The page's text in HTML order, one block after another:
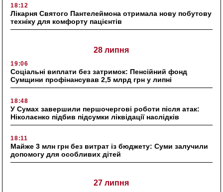
18:12
Лікарня Святого Пантелеймона отримала нову побутову
техніку для комфорту пацієнтів
28 липня
19:06
Соціальні виплати без затримок: Пенсійний фонд
Сумщини профінансував 2,5 млрд грн у липні
18:48
У Сумах завершили першочергові роботи після атак:
Ніколаєнко підбив підсумки ліквідації наслідків
18:11
Майже 3 млн грн без витрат із бюджету: Суми залучили
допомогу для особливих дітей
27 липня